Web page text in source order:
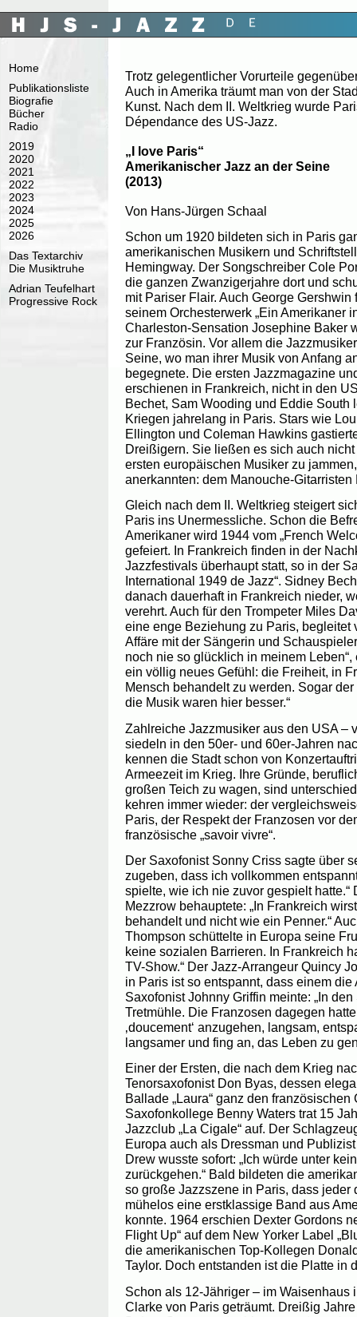
Home
Publikationsliste
Biografie
Bücher
Radio
2019
2020
2021
2022
2023
2024
2025
2026
Das Textarchiv
Die Musiktruhe
Adrian Teufelhart
Progressive Rock
Trotz gelegentlicher Vorurteile
Auch in Amerika träumt man von der
Kunst. Nach dem II. Weltkrieg wurde
Dépendance des US-Jazz.
„I love Paris“
Amerikanischer Jazz an der Seine
(2013)
Von Hans-Jürgen Schaal
Schon um 1920 bildeten sich in Paris
amerikanischen Musikern und
Hemingway. Der Songschreiber Cole
die ganzen Zwanzigerjahre dort und
mit Pariser Flair. Auch George
seinem Orchesterwerk „Ein Amerikaner
Charleston-Sensation Josephine Baker
zur Französin. Vor allem die
Seine, wo man ihrer Musik von Anfang
begegnete. Die ersten Jazzmagazine
erschienen in Frankreich, nicht in den
Bechet, Sam Wooding und Eddie South
Kriegen jahrelang in Paris. Stars wie
Ellington und Coleman Hawkins
Dreißigern. Sie ließen es sich auch
ersten europäischen Musiker zu
anerkannten: dem Manouche-
Gleich nach dem II. Weltkrieg steigert
Paris ins Unermessliche. Schon die
Amerikaner wird 1944 vom „French
gefeiert. In Frankreich finden in der
Jazzfestivals überhaupt statt, so in der
International 1949 de Jazz“. Sidney
danach dauerhaft in Frankreich nieder,
verehrt. Auch für den Trompeter Miles
eine enge Beziehung zu Paris, begleitet
Affäre mit der Sängerin und
noch nie so glücklich in meinem Leben“,
ein völlig neues Gefühl: die Freiheit, in
Mensch behandelt zu werden. Sogar
die Musik waren hier besser.“
Zahlreiche Jazzmusiker aus den USA –
siedeln in den 50er- und 60er-Jahren
kennen die Stadt schon von
Armeezeit im Krieg. Ihre Gründe,
großen Teich zu wagen, sind
kehren immer wieder: der
Paris, der Respekt der Franzosen vor
französische „savoir vivre“.
Der Saxofonist Sonny Criss sagte über
zugeben, dass ich vollkommen
spielte, wie ich nie zuvor gespielt hatte.“
Mezzrow behauptete: „In Frankreich
behandelt und nicht wie ein Penner.“
Thompson schüttelte in Europa seine
keine sozialen Barrieren. In Frankreich
TV-Show.“ Der Jazz-Arrangeur Quincy
in Paris ist so entspannt, dass einem die
Saxofonist Johnny Griffin meinte: „In
Tretmühle. Die Franzosen dagegen
‚doucement‘ anzugehen, langsam,
langsamer und fing an, das Leben zu
Einer der Ersten, die nach dem Krieg
Tenorsaxofonist Don Byas, dessen
Ballade „Laura“ ganz den
Saxofonkollege Benny Waters trat 15
Jazzclub „La Cigale“ auf. Der
Europa auch als Dressman und
Drew wusste sofort: „Ich würde unter
zurückgehen.“ Bald bildeten die
so große Jazzszene in Paris, dass jeder
mühelos eine erstklassige Band aus
konnte. 1964 erschien Dexter Gordons
Flight Up“ auf dem New Yorker Label
die amerikanischen Top-Kollegen
Taylor. Doch entstanden ist die Platte in
Schon als 12-Jähriger – im Waisenhaus
Clarke von Paris geträumt. Dreißig